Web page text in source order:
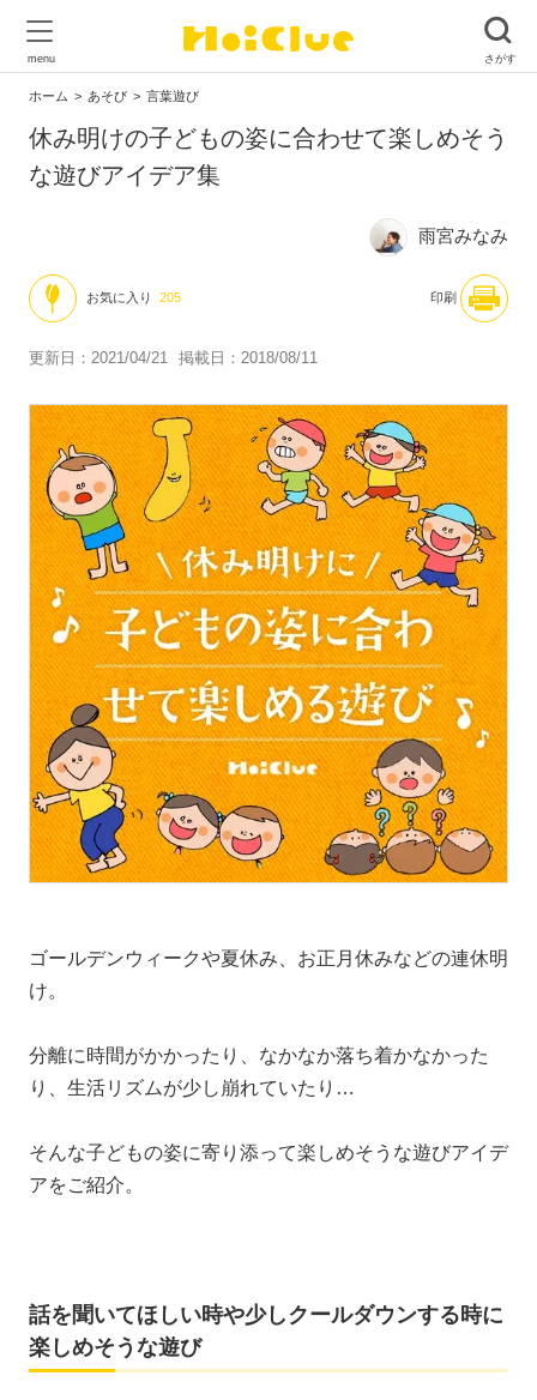
ホーム あそび 言葉遊び
休み明けの子どもの姿に合わせて楽しめそう
な遊びアイデア集
雨宮みなみ
お気に入り 205 印刷
更新日：2021/04/21 掲載日：2018/08/11
ゴールデンウィークや夏休み、お正月休みなどの連休明
け。
分離に時間がかかったり、なかなか落ち着かなかった
り、生活リズムが少し崩れていたり…
そんな子どもの姿に寄り添って楽しめそうな遊びアイデ
アをご紹介。
話を聞いてほしい時や少しクールダウンする時に
楽しめそうな遊び